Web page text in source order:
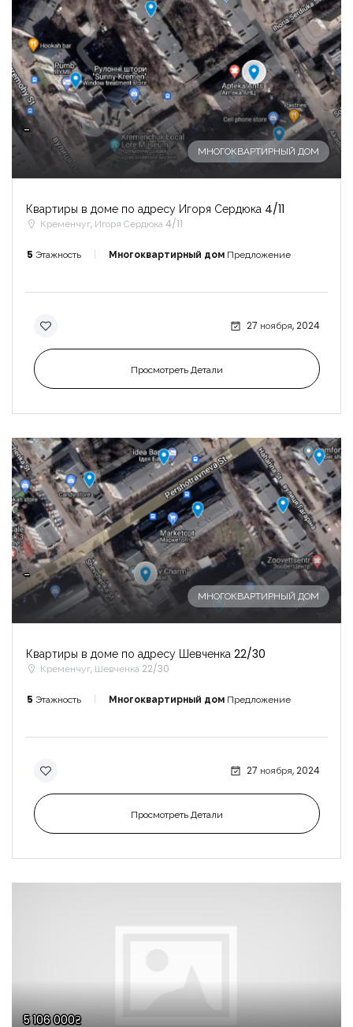
-
МНОГОКВАРТИРНЫЙ ДОМ
Квартиры в доме по адресу Игоря Сердюка 4/11
Кременчуг, Игоря Сердюка 4/11
5 Этажность Многоквартирный дом Предложение
27 ноября, 2024
Просмотреть Детали
-
МНОГОКВАРТИРНЫЙ ДОМ
Квартиры в доме по адресу Шевченка 22/30
Кременчуг, Шевченка 22/30
5 Этажность Многоквартирный дом Предложение
27 ноября, 2024
Просмотреть Детали
5 106 000₴